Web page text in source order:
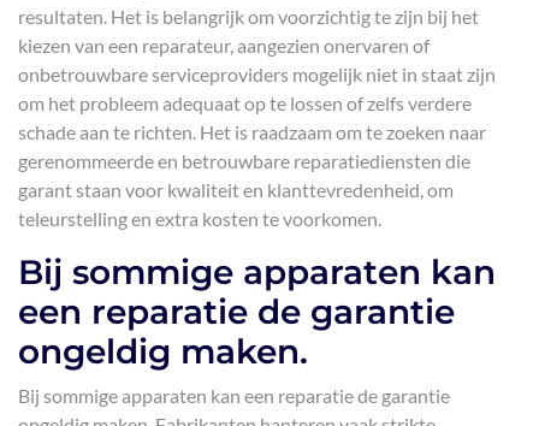
resultaten. Het is belangrijk om voorzichtig te zijn bij het
kiezen van een reparateur, aangezien onervaren of
onbetrouwbare serviceproviders mogelijk niet in staat zijn
om het probleem adequaat op te lossen of zelfs verdere
schade aan te richten. Het is raadzaam om te zoeken naar
gerenommeerde en betrouwbare reparatiediensten die
garant staan voor kwaliteit en klanttevredenheid, om
teleurstelling en extra kosten te voorkomen.
Bij sommige apparaten kan
een reparatie de garantie
ongeldig maken.
Bij sommige apparaten kan een reparatie de garantie